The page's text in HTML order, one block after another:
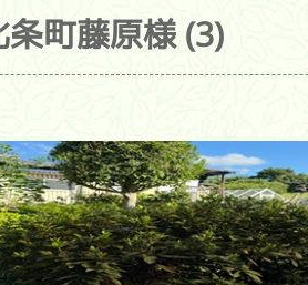
町藤原様 (3)